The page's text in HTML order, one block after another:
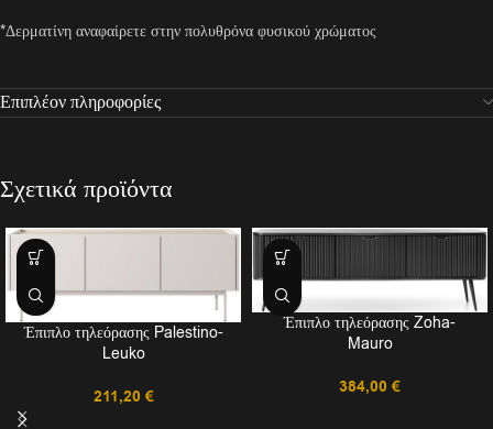
*Δερματίνη αναφαίρετε στην πολυθρόνα φυσικού χρώματος
Επιπλέον πληροφορίες
Σχετικά προϊόντα
Έπιπλο τηλεόρασης Palestino-
Leuko
211,20 €
Έπιπλο τηλεόρασης Zoha-
Mauro
384,00 €